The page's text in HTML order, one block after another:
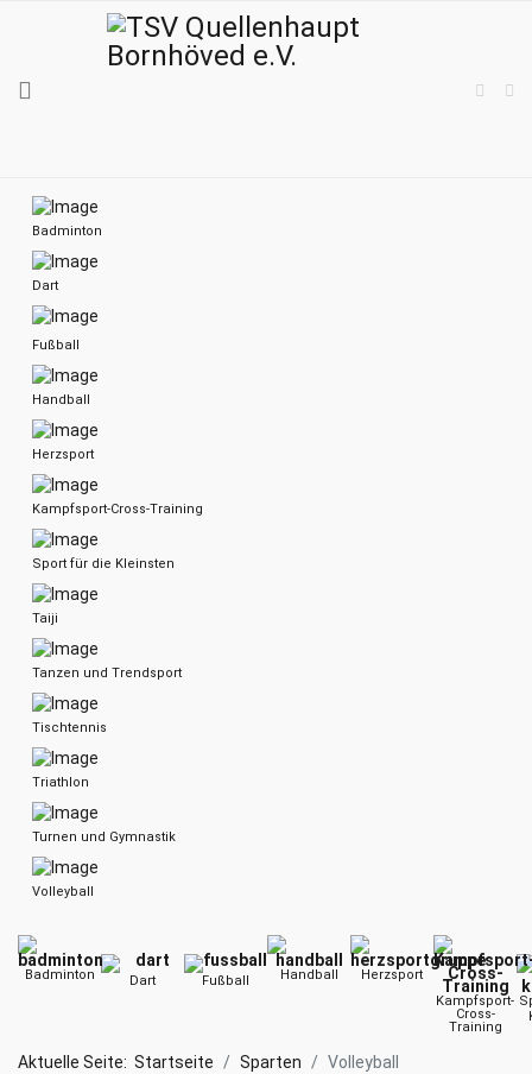
Badminton
Dart
Fußball
Handball
Herzsport
Kampfsport-Cross-Training
Sport für die Kleinsten
Taiji
Tanzen und Trendsport
Tischtennis
Triathlon
Turnen und Gymnastik
Volleyball
Badminton Dart Fußball Handball
Herzsport
Kampfsport-
Cross-
Training
Aktuelle Seite: Startseite Sparten Volleyball